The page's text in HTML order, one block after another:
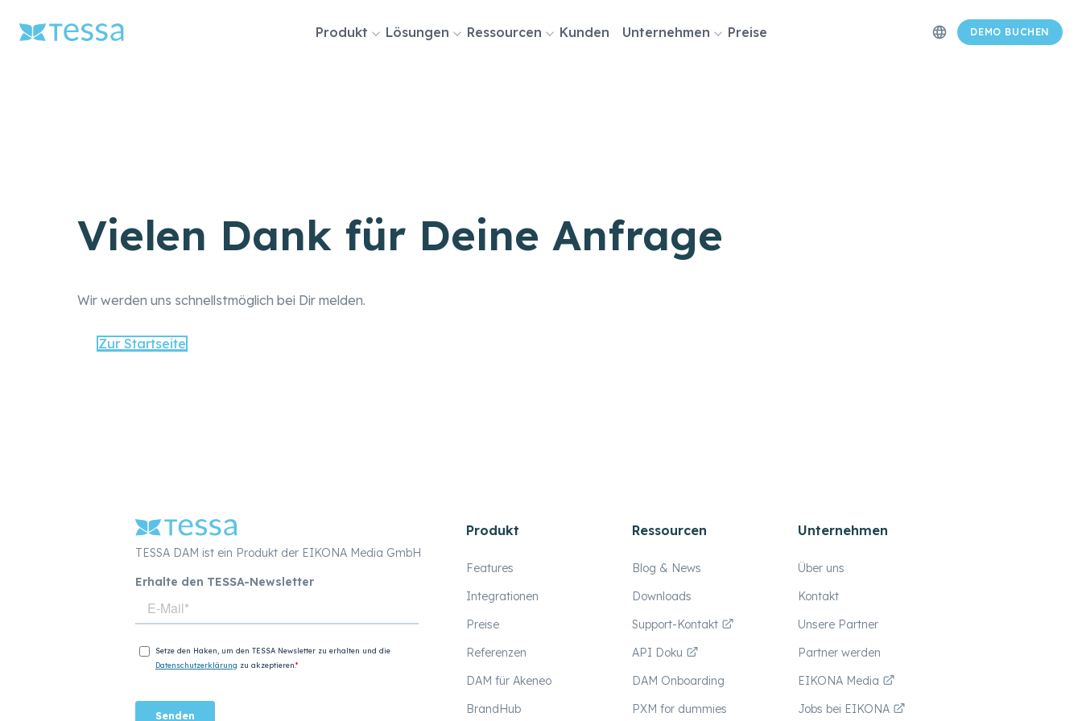
Navigation
Produkt Lösungen Ressourcen Kunden Unternehmen Preise language DEMO BUCHEN
Vielen Dank für Deine Anfrage
Wir werden uns schnellstmöglich bei Dir melden.
Zur Startseite
TESSA DAM ist ein Produkt der EIKONA Media GmbH
Erhalte den TESSA-Newsletter
Produkt
Features
Integrationen
Preise
Referenzen
DAM für Akeneo
BrandHub
Ressourcen
Blog & News
Downloads
Support-Kontakt
API Doku
DAM Onboarding
PXM for dummies
Unternehmen
Über uns
Kontakt
Unsere Partner
Partner werden
EIKONA Media
Jobs bei EIKONA